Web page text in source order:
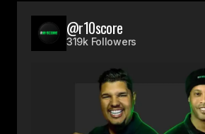
@r10score
319k Followers